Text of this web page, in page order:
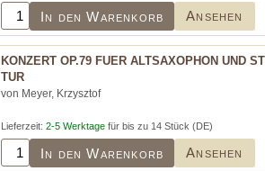
In den Warenkorb Ansehen
KONZERT OP.79 FUER ALTSAXOPHON UND
TUR
von Meyer, Krzysztof
Lieferzeit: 2-5 Werktage für bis zu 14 Stück (DE)
In den Warenkorb Ansehen